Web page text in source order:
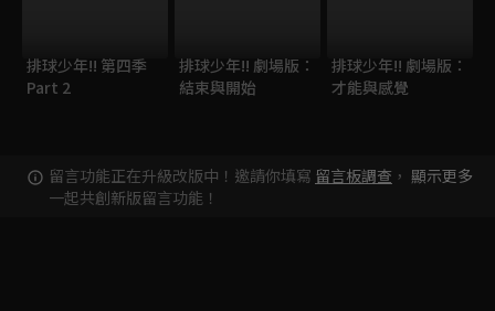
排球少年!! 第四季
Part 2
排球少年!! 劇場版：
結束與開始
排球少年!! 劇場版：
才能與感覺
留言功能正在升級改版中！邀請你填寫 留言板調查 ，
一起共創新版留言功能！
顯示更多